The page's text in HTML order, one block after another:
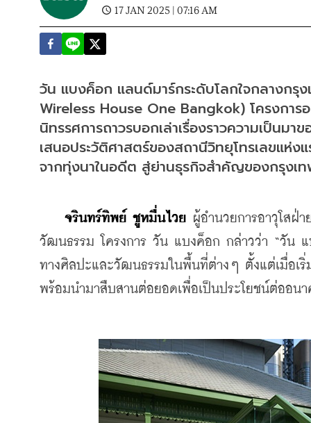
17 JAN 2025 | 07:16 AM
วัน แบงค็อก แลนด์มาร์กระดับโลกใจกลางกรุ
Wireless House One Bangkok) โครงกา
นิทรรศการถาวรบอกเล่าเรื่องราวความเป็นม
เสนอประวัติศาสตร์ของสถานีวิทยุโทรเลขแห่
จากทุ่งนาในอดีต สู่ย่านธุรกิจสำคัญของกรุงเ
จรินทร์ทิพย์ ชูหมื่นไวย ผู้อำนวยการอาวุโสฝ่
วัฒนธรรม โครงการ วัน แบงค็อก กล่าวว่า “วัน
ทางศิลปะและวัฒนธรรมในพื้นที่ต่างๆ ตั้งแต่เมื่อเ
พร้อมนำมาสืบสานต่อยอดเพื่อเป็นประโยชน์ต่ออน